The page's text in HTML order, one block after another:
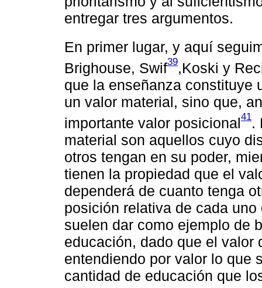
entregar tres argumentos.
En primer lugar, y aquí
Brighouse, Swif39,Koski y
que la enseñanza constituye
un valor material, sino que,
importante valor posicional41.
material son aquellos cuyo
otros tengan en su poder,
tienen la propiedad que el
dependerá de cuanto tenga
posición relativa de cada
suelen dar como ejemplo de
educación, dado que el valor
entendiendo por valor lo que
cantidad de educación que